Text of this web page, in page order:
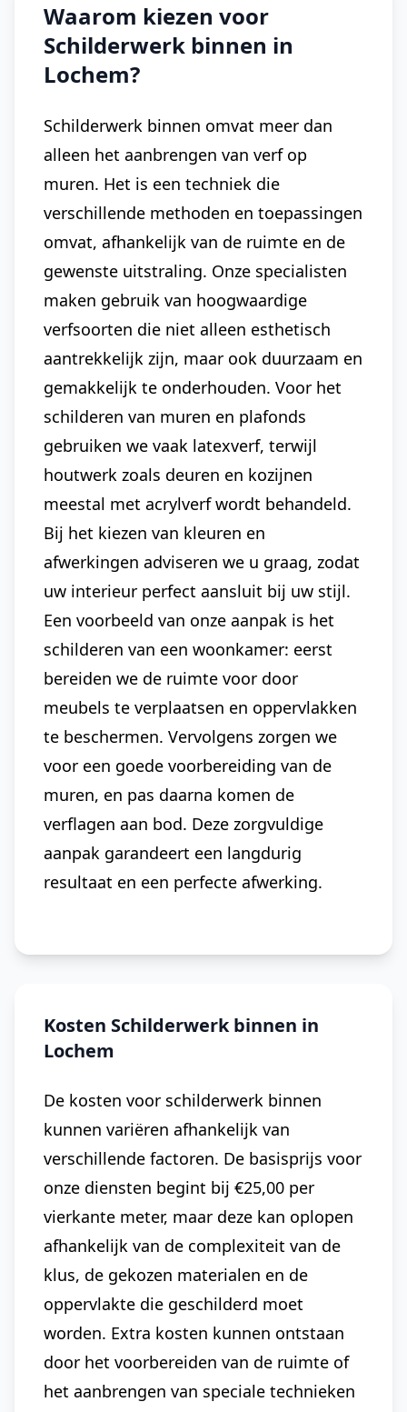
Waarom kiezen voor
Schilderwerk binnen in
Lochem?
Schilderwerk binnen omvat meer dan
alleen het aanbrengen van verf op
muren. Het is een techniek die
verschillende methoden en toepassingen
omvat, afhankelijk van de ruimte en de
gewenste uitstraling. Onze specialisten
maken gebruik van hoogwaardige
verfsoorten die niet alleen esthetisch
aantrekkelijk zijn, maar ook duurzaam en
gemakkelijk te onderhouden. Voor het
schilderen van muren en plafonds
gebruiken we vaak latexverf, terwijl
houtwerk zoals deuren en kozijnen
meestal met acrylverf wordt behandeld.
Bij het kiezen van kleuren en
afwerkingen adviseren we u graag, zodat
uw interieur perfect aansluit bij uw stijl.
Een voorbeeld van onze aanpak is het
schilderen van een woonkamer: eerst
bereiden we de ruimte voor door
meubels te verplaatsen en oppervlakken
te beschermen. Vervolgens zorgen we
voor een goede voorbereiding van de
muren, en pas daarna komen de
verflagen aan bod. Deze zorgvuldige
aanpak garandeert een langdurig
resultaat en een perfecte afwerking.
Kosten Schilderwerk binnen in
Lochem
De kosten voor schilderwerk binnen
kunnen variëren afhankelijk van
verschillende factoren. De basisprijs voor
onze diensten begint bij €25,00 per
vierkante meter, maar deze kan oplopen
afhankelijk van de complexiteit van de
klus, de gekozen materialen en de
oppervlakte die geschilderd moet
worden. Extra kosten kunnen ontstaan
door het voorbereiden van de ruimte of
het aanbrengen van speciale technieken